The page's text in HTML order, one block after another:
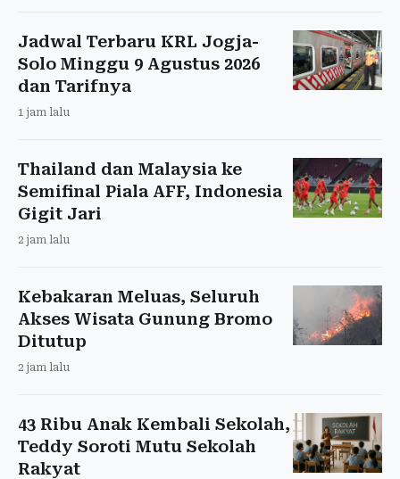
Jadwal Terbaru KRL Jogja-
Solo Minggu 9 Agustus 2026
dan Tarifnya
1 jam lalu
Thailand dan Malaysia ke
Semifinal Piala AFF, Indonesia
Gigit Jari
2 jam lalu
Kebakaran Meluas, Seluruh
Akses Wisata Gunung Bromo
Ditutup
2 jam lalu
43 Ribu Anak Kembali Sekolah,
Teddy Soroti Mutu Sekolah
Rakyat